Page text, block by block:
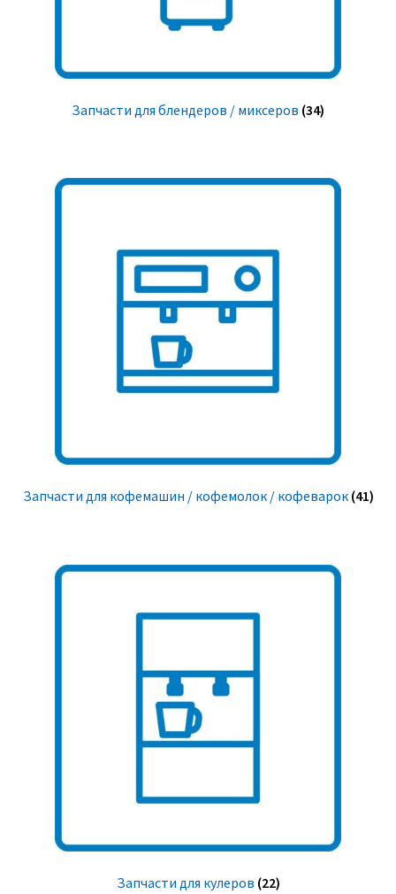
Запчасти для блендеров / миксеров (34)
Запчасти для кофемашин / кофемолок / кофеварок (41)
Запчасти для кулеров (22)